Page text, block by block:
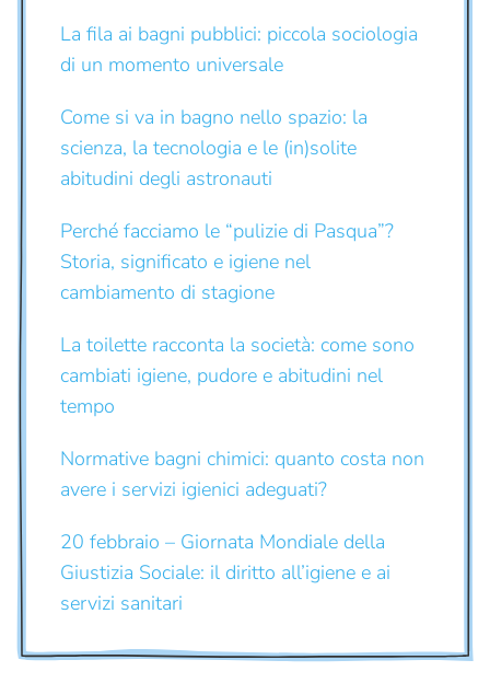
La fila ai bagni pubblici: piccola sociologia
di un momento universale
Come si va in bagno nello spazio: la
scienza, la tecnologia e le (in)solite
abitudini degli astronauti
Perché facciamo le “pulizie di Pasqua”?
Storia, significato e igiene nel
cambiamento di stagione
La toilette racconta la società: come sono
cambiati igiene, pudore e abitudini nel
tempo
Normative bagni chimici: quanto costa non
avere i servizi igienici adeguati?
20 febbraio – Giornata Mondiale della
Giustizia Sociale: il diritto all’igiene e ai
servizi sanitari